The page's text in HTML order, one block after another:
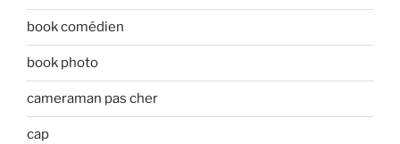
book comédien
book photo
cameraman pas cher
cap